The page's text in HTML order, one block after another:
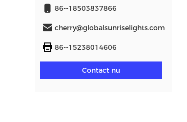
86--18503837866
cherry@globalsunriselights.com
86--15238014606
Contact nu